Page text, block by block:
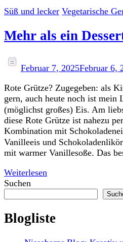
Süß und lecker Vegetarische
Mehr als ein
Februar 7, 2025Februar 6,
Rote Grütze? Zugegeben: als
gern, auch heute noch ist mein
(möglichst großes) Eis. Am
diese Rote Grütze ist nahezu
Kombination mit
Vanilleeis und
mit warmer Vanillesoße. Das
Weiterlesen
Suchen
Blogliste